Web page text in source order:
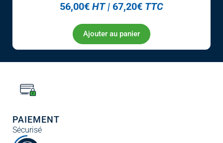
56,00€ HT | 67,20€ TTC
Ajouter au panier
PAIEMENT
Sécurisé